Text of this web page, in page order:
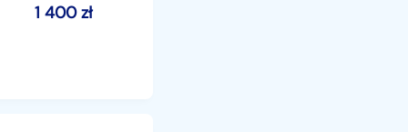
1 400zł